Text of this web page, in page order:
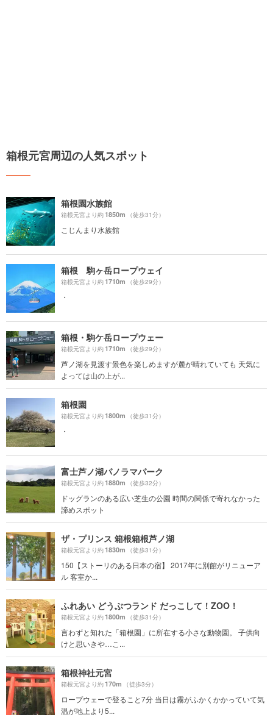
箱根元宮周辺の人気スポット
箱根園水族館
箱根元宮より約1850m （徒歩31分）
こじんまり水族館
箱根 駒ヶ岳ロープウェイ
箱根元宮より約1710m （徒歩29分）
・
箱根・駒ケ岳ロープウェー
箱根元宮より約1710m （徒歩29分）
芦ノ湖を見渡す景色を楽しめますが麓が晴れていても 天気に
よっては山の上が...
箱根園
箱根元宮より約1800m （徒歩31分）
・
富士芦ノ湖パノラマパーク
箱根元宮より約1880m （徒歩32分）
ドッグランのある広い芝生の公園 時間の関係で寄れなかった
諦めスポット
ザ・プリンス 箱根箱根芦ノ湖
箱根元宮より約1830m （徒歩31分）
150【ストーリのある日本の宿】 2017年に別館がリニューア
ル 客室か...
ふれあい どうぶつランド だっこして！ZOO！
箱根元宮より約1800m （徒歩31分）
言わずと知れた「箱根園」に所在する小さな動物園。 子供向
けと思いきや…こ...
箱根神社元宮
箱根元宮より約170m （徒歩3分）
ロープウェーで登ること7分 当日は霧がふかくかかっていて気
温が地上より5...